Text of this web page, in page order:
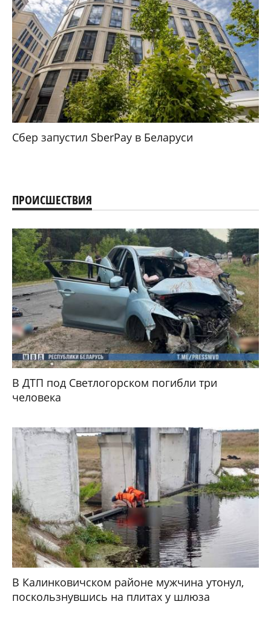
Сбер запустил SberPay в Беларуси
ПРОИСШЕСТВИЯ
В ДТП под Светлогорском погибли три
человека
В Калинковичском районе мужчина утонул,
поскользнувшись на плитах у шлюза